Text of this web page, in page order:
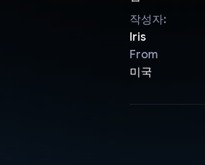
작성자:
Iris
From
미국